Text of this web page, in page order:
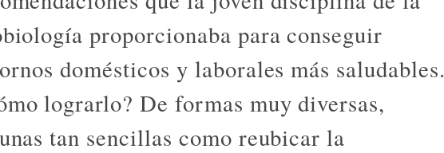
proporcionaba para conseguir
domésticos y laborales más saludables.
lograrlo? De formas muy diversas,
tan sencillas como reubicar la